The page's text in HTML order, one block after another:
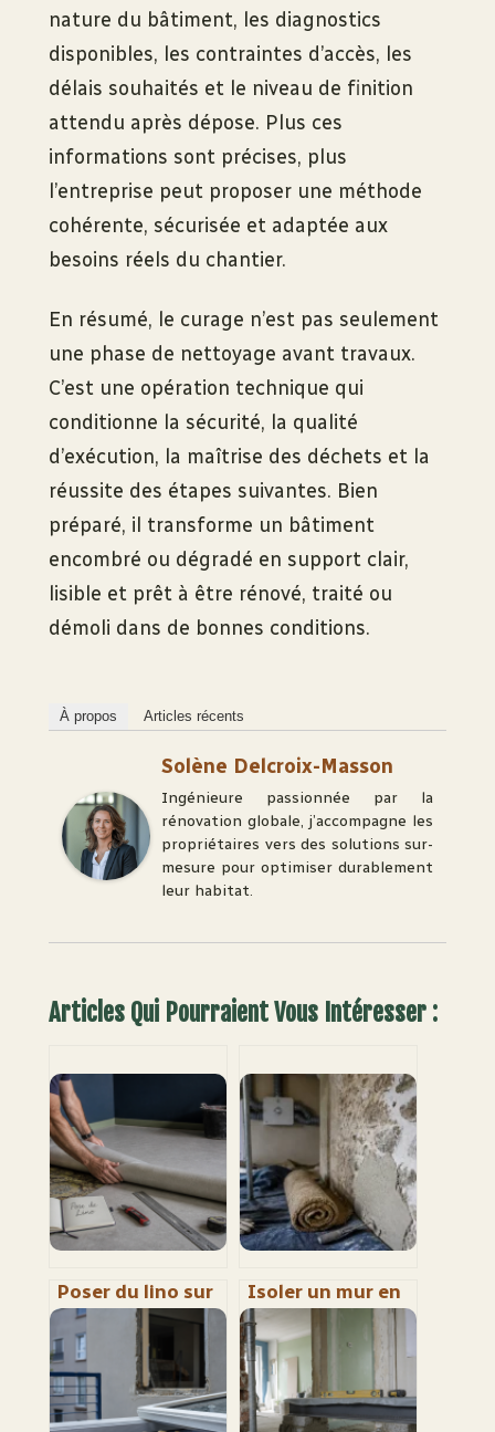
nature du bâtiment, les diagnostics
disponibles, les contraintes d’accès, les
délais souhaités et le niveau de finition
attendu après dépose. Plus ces
informations sont précises, plus
l’entreprise peut proposer une méthode
cohérente, sécurisée et adaptée aux
besoins réels du chantier.
En résumé, le curage n’est pas seulement
une phase de nettoyage avant travaux.
C’est une opération technique qui
conditionne la sécurité, la qualité
d’exécution, la maîtrise des déchets et la
réussite des étapes suivantes. Bien
préparé, il transforme un bâtiment
encombré ou dégradé en support clair,
lisible et prêt à être rénové, traité ou
démoli dans de bonnes conditions.
À propos Articles récents
Solène Delcroix-Masson
Ingénieure passionnée par la
rénovation globale, j’accompagne les
propriétaires vers des solutions sur-
mesure pour optimiser durablement
leur habitat.
Articles Qui Pourraient Vous Intéresser :
Poser du lino sur
carrelage : 4
étapes pour un
sol parfaitement
lisse
Isoler un mur en
pierre : 3
méthodes pour
éviter l’humidité
et préserver
l’inertie